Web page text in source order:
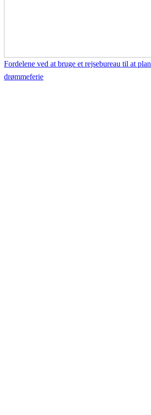
Fordelene ved at bruge et rejsebureau til at
drømmeferie